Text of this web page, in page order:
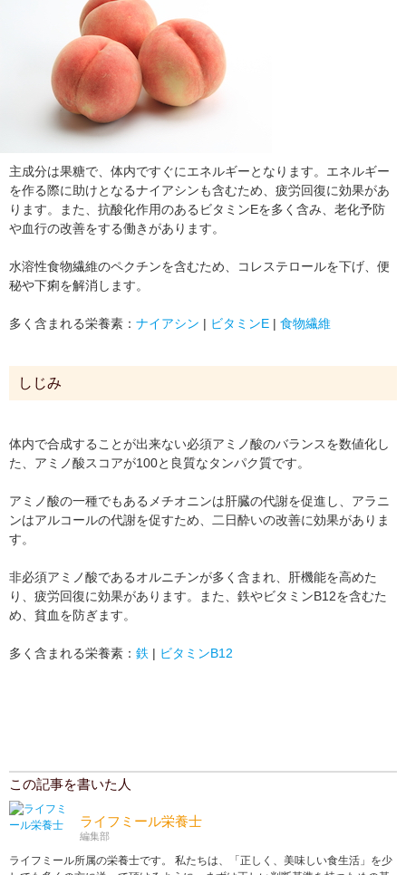
主成分は果糖で、体内ですぐにエネルギーとなります。エネルギー
を作る際に助けとなるナイアシンも含むため、疲労回復に効果があ
ります。また、抗酸化作用のあるビタミンEを多く含み、老化予防
や血行の改善をする働きがあります。
水溶性食物繊維のペクチンを含むため、コレステロールを下げ、便
秘や下痢を解消します。
多く含まれる栄養素： ナイアシン | ビタミンE | 食物繊維
しじみ
体内で合成することが出来ない必須アミノ酸のバランスを数値化し
た、アミノ酸スコアが100と良質なタンパク質です。
アミノ酸の一種でもあるメチオニンは肝臓の代謝を促進し、アラニ
ンはアルコールの代謝を促すため、二日酔いの改善に効果がありま
す。
非必須アミノ酸であるオルニチンが多く含まれ、肝機能を高めた
り、疲労回復に効果があります。また、鉄やビタミンB12を含むた
め、貧血を防ぎます。
多く含まれる栄養素： 鉄 | ビタミンB12
この記事を書いた人
ライフミール栄養士
編集部
ライフミール所属の栄養士です。 私たちは、「正しく、美味しい食生活」を少